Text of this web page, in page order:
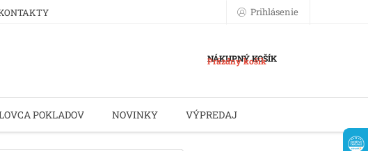
Prihlásenie
NÁKUPNÝ KOŠÍK
Prázdny košík
POKLADOV NOVINKY VÝPREDAJ